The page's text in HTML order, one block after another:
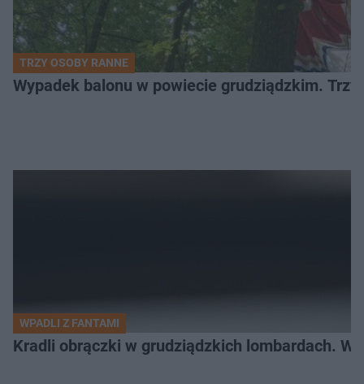
TRZY OSOBY RANNE
Wypadek balonu w powiecie grudziądzkim.
WPADLI Z FANTAMI
Kradli obrączki w grudziądzkich lombardach.